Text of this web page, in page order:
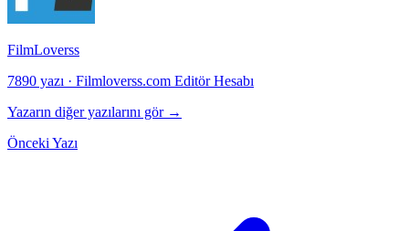
FilmLoverss
7890 yazı · Filmloverss.com Editör Hesabı
Yazarın diğer yazılarını gör →
Önceki Yazı